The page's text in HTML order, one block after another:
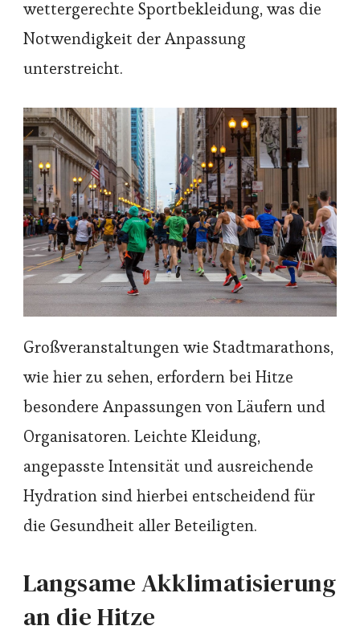
wettergerechte Sportbekleidung, was die
Notwendigkeit der Anpassung
unterstreicht.
Großveranstaltungen wie Stadtmarathons,
wie hier zu sehen, erfordern bei Hitze
besondere Anpassungen von Läufern und
Organisatoren. Leichte Kleidung,
angepasste Intensität und ausreichende
Hydration sind hierbei entscheidend für
die Gesundheit aller Beteiligten.
Langsame Akklimatisierung
an die Hitze